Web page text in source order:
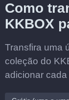
Como
KKBOX
Transfira uma
coleção do
adicionar